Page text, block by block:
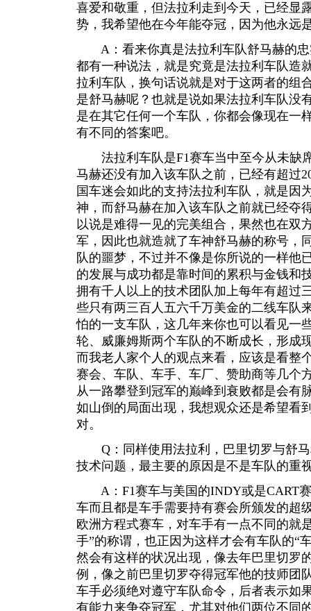
喜爱和敬重，但法拉利走到今天，已经显
势，我希望他在今年能夺冠，因为他永远
A：看来你真是法拉利车队舒马赫的忠
都有一种说法，就是究竟是法拉利车队造
拉利车队，换句话说就是对于这两者的组
是舒马赫呢？也就是说如果法拉利车队没
是在其它任何一个车队，你都会像现在一
有不同的答案吧。
法拉利车队是F1赛车当中至今从未缺
马赫还没有加入该车队之前，已经有超过
国车迷会如此的支持法拉利车队，就是因
神，而舒马赫在加入该车队之前就已经夺
以说是难得一见的完美组合，果然也在双
军，因此也就造就了车神舒马赫的称号，
队的噩梦，不过并不像是你所说的一样他
的发展与成功都是靠时间的累积与金钱和
拥有千人以上的技术团队加上每年有超过
些只有两三百人五六千万美金的二线车队
怕的一支车队，这几年来你也可以看见一
轮、威廉姆斯两个车队的不断成长，形成
而我老人家个人的观点来看，应该是看整
赛会、车队、车手、车厂、赞助商等几个
从一路攀登到冠军的巅峰到衰败都是会有
如山倒的局面出现，我想观众还是希望看
对。
Q：同样使用法拉利，巴里切罗与舒马
技术问题，最主要的原因是不是车队的重
A：F1赛车与美国的INDY或是CART赛
车而且都是车手需要持有赛会所颁发的超
欧洲方程式赛车，对车手有一点不同的就
手”的称谓，也正因为这样才会有车队的“
然会有这样的状况出现，像去年巴里切罗
例，像之前巴里切罗夺得冠军他的技师团
车手必须绝对遵守车队命令，后者表示如
有能力来争夺冠军，尤其对他们两位不同